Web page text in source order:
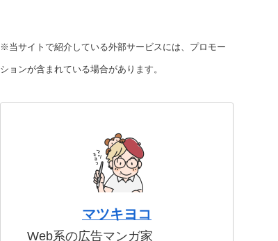
※当サイトで紹介している外部サービスには、プロモー
ションが含まれている場合があります。
マツキヨコ
Web系の広告マンガ家